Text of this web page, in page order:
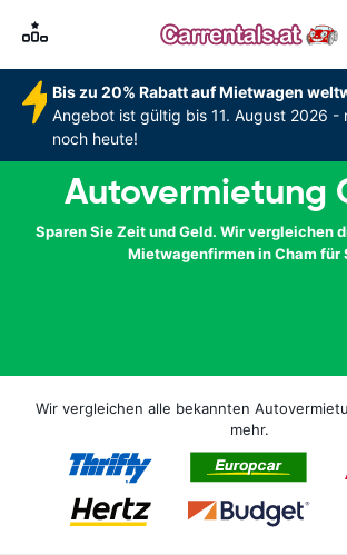
Bis zu 20% Rabatt auf Mietwagen
Angebot ist gültig bis 11. August 2026 -
noch heute!
Autovermietung
Sparen Sie Zeit und Geld. Wir vergleichen
Mietwagenfirmen in Cham für
Wir vergleichen alle bekannten
mehr.